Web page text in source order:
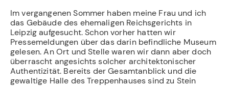
Im vergangenen Sommer haben meine Frau und ich
das Gebäude des ehemaligen Reichsgerichts in
Leipzig aufgesucht. Schon vorher hatten wir
Pressemeldungen über das darin befindliche Museum
gelesen. An Ort und Stelle waren wir dann aber doch
überrascht angesichts solcher architektonischer
Authentizität. Bereits der Gesamtanblick und die
gewaltige Halle des Treppenhauses sind zu Stein